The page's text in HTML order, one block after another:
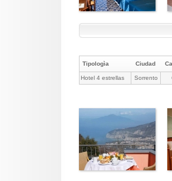
Tipologìa Ciudad
Hotel 4 estrellas Sorrento